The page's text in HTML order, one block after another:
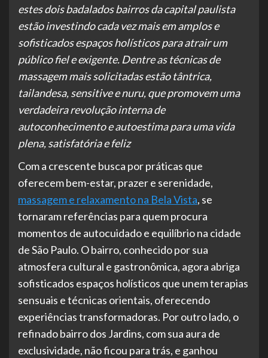
estes dois badalados bairros da capital paulista
estão investindo cada vez mais em amplos e
sofisticados espaços holísticos para atrair um
público fiel e exigente. Dentre as técnicas de
massagem mais solicitadas estão tântrica,
tailandesa, sensitive e nuru, que promovem uma
verdadeira revolução interna de
autoconhecimento e autoestima para uma vida
plena, satisfatória e feliz
Com a crescente busca por práticas que
oferecem bem-estar, prazer e serenidade,
massagem e relaxamento na Bela Vista, se
tornaram referências para quem procura
momentos de autocuidado e equilíbrio na cidade
de São Paulo. O bairro, conhecido por sua
atmosfera cultural e gastronômica, agora abriga
sofisticados espaços holísticos que unem terapias
sensuais e técnicas orientais, oferecendo
experiências transformadoras. Por outro lado, o
refinado bairro dos Jardins, com sua aura de
exclusividade, não ficou para trás, e ganhou